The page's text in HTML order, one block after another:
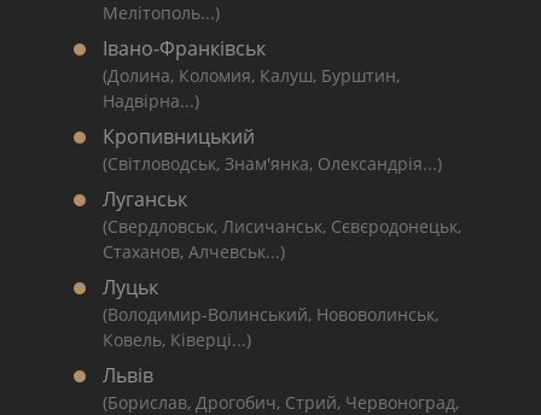
Мелітополь...)
Івано-Франківськ
(Долина, Коломия, Калуш, Бурштин,
Надвірна...)
Кропивницький
(Світловодськ, Знам'янка, Олександрія...)
Луганськ
(Свердловськ, Лисичанськ, Сєвєродонецьк,
Стаханов, Алчевськ...)
Луцьк
(Володимир-Волинський, Нововолинськ,
Ковель, Ківерці...)
Львів
(Борислав, Дрогобич, Стрий, Червоноград,